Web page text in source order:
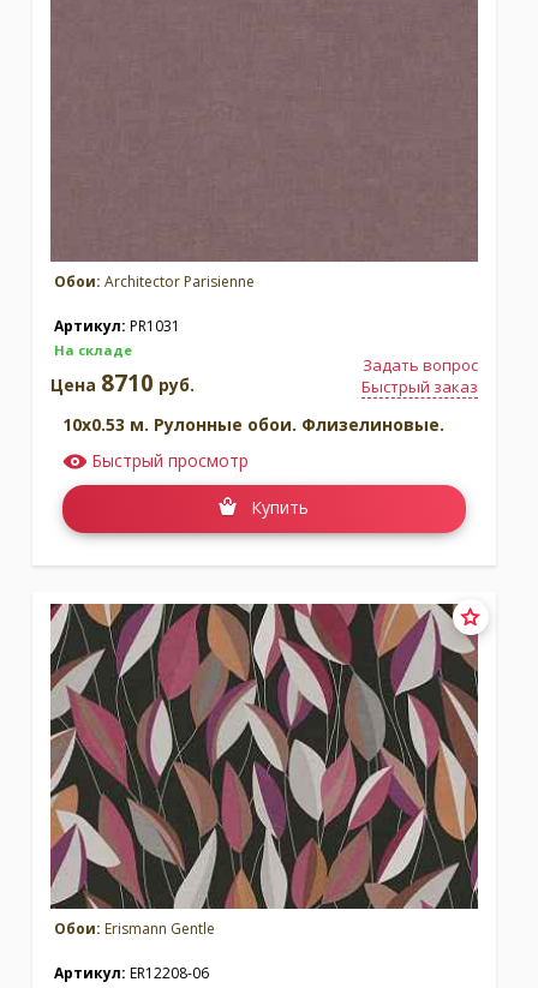
Обои: Architector Parisienne
Артикул: PR1031
На складе
Задать вопрос
Быстрый заказ
Цена 8710 руб.
10x0.53 м. Рулонные обои. Флизелиновые.
Быстрый просмотр
Купить
Обои: Erismann Gentle
Артикул: ER12208-06